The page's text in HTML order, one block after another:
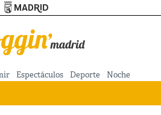
Espectáculos Deporte Noche